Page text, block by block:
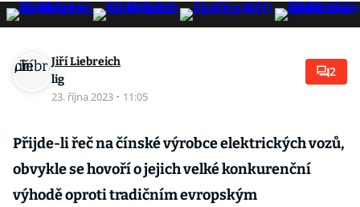
Jiří Liebreich
lig
23. října 2023 · 11:05
2
Přijde-li řeč na čínské výrobce elektrických vozů,
obvykle se hovoří o jejich velké konkurenční
výhodě oproti tradičním evropským